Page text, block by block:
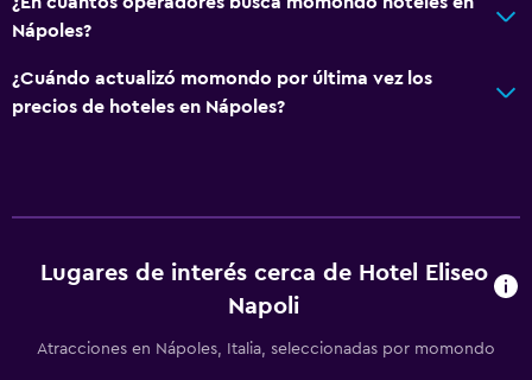
Fax/fotocopiadora
Escritorio
La comida se puede entregar en el alojamiento
Actividades
Ciclismo
Nápoles?
¿Cuándo actualizó momondo por última vez los
precios de hoteles en Nápoles?
Lugares de interés cerca de Hotel Eliseo
Napoli
Atracciones en Nápoles, Italia, seleccionadas por momondo